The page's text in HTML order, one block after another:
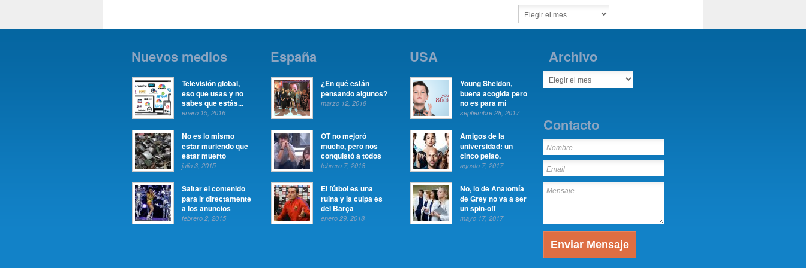
Nuevos medios
Televisión global,
eso que usas y no
sabes que estás...
enero 15, 2016
No es lo mismo
estar muriendo que
estar muerto
julio 3, 2015
Saltar el contenido
para ir directamente
a los anuncios
febrero 2, 2015
España
¿En qué están
pensando algunos?
marzo 12, 2018
OT no mejoró
mucho, pero nos
conquistó a todos
febrero 7, 2018
El fútbol es una
ruina y la culpa es
del Barça
enero 29, 2018
USA
Young Sheldon,
buena acogida pero
no es para mí
septiembre 28, 2017
Amigos de la
universidad: un
cinco pelao.
agosto 7, 2017
No, lo de Anatomía
de Grey no va a ser
un spin-off
mayo 17, 2017
Archivo
Contacto